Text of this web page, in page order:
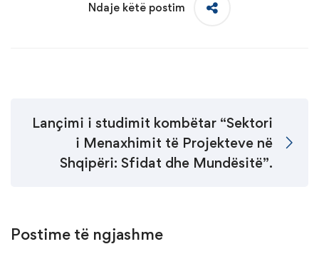
Ndaje këtë postim
Lançimi i studimit kombëtar “Sektori
i Menaxhimit të Projekteve në
Shqipëri: Sfidat dhe Mundësitë”.
Postime të ngjashme